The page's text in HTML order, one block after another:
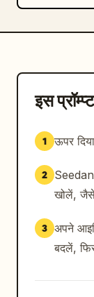
इस
1 ऊपर
2
खोलें,
3 अपने
बदलें,